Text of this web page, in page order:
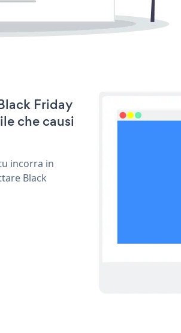
Friday
che causi
incorra in
Black